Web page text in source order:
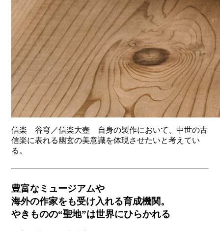
信楽 谷穹／信楽大壺 自身の製作において、中世の古
信楽に表れる幽玄の美意識を体現させたいと考えてい
る。
豊富なミュージアムや
海外の作家をも受け入れる育成機関。
やきものの“聖地”は世界にひらかれる